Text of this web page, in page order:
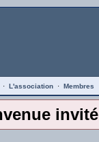
· L'association · Membres
invité